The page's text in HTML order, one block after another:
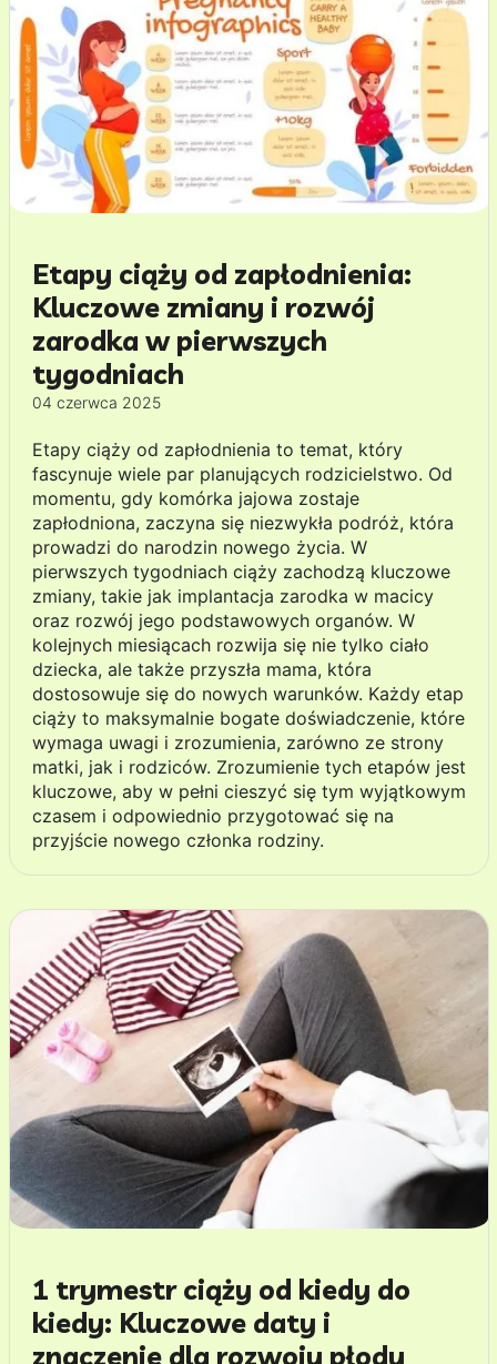
Etapy ciąży od zapłodnienia:
Kluczowe zmiany i rozwój
zarodka w pierwszych
tygodniach
04 czerwca 2025
Etapy ciąży od zapłodnienia to temat, który
fascynuje wiele par planujących rodzicielstwo. Od
momentu, gdy komórka jajowa zostaje
zapłodniona, zaczyna się niezwykła podróż, która
prowadzi do narodzin nowego życia. W
pierwszych tygodniach ciąży zachodzą kluczowe
zmiany, takie jak implantacja zarodka w macicy
oraz rozwój jego podstawowych organów. W
kolejnych miesiącach rozwija się nie tylko ciało
dziecka, ale także przyszła mama, która
dostosowuje się do nowych warunków. Każdy etap
ciąży to maksymalnie bogate doświadczenie, które
wymaga uwagi i zrozumienia, zarówno ze strony
matki, jak i rodziców. Zrozumienie tych etapów jest
kluczowe, aby w pełni cieszyć się tym wyjątkowym
czasem i odpowiednio przygotować się na
przyjście nowego członka rodziny.
1 trymestr ciąży od kiedy do
kiedy: Kluczowe daty i
znaczenie dla rozwoju płodu